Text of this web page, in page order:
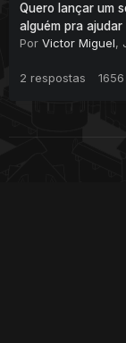
Quero lançar um
alguém pra
Por Victor Miguel,
2 respostas 1656